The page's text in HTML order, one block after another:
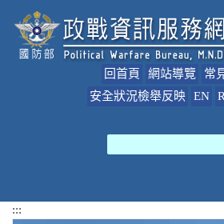
回首頁 網站導覽 常
安全狀況檢舉反映
EN
:::